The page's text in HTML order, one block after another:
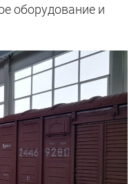
оборудование и